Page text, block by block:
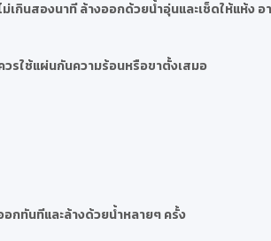
เกินสองนาที ล้างออกด้วยน้ำอุ่นและเช็ดให้แห้ง อ
วรใช้แผ่นกันความร้อนหรือขาตั้งเสมอ
กทันทีและล้างด้วยน้ำหลายๆ ครั้ง